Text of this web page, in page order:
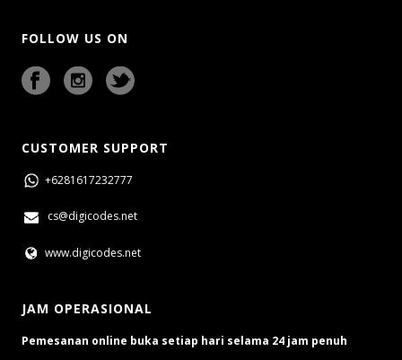
FOLLOW US ON
CUSTOMER SUPPORT
+6281617232777
cs@digicodes.net
www.digicodes.net
JAM OPERASIONAL
Pemesanan online buka setiap hari selama 24 jam penuh